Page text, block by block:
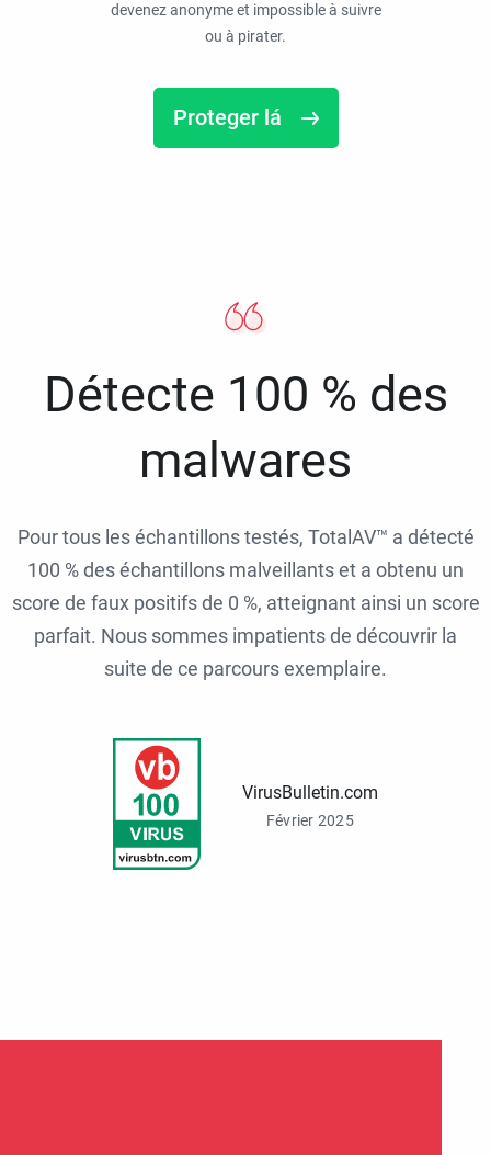
devenez anonyme et impossible à suivre
ou à pirater.
Proteger lá
Détecte 100 % des
malwares
Pour tous les échantillons testés, TotalAV™ a détecté
100 % des échantillons malveillants et a obtenu un
score de faux positifs de 0 %, atteignant ainsi un score
parfait. Nous sommes impatients de découvrir la
suite de ce parcours exemplaire.
VirusBulletin.com
Février 2025